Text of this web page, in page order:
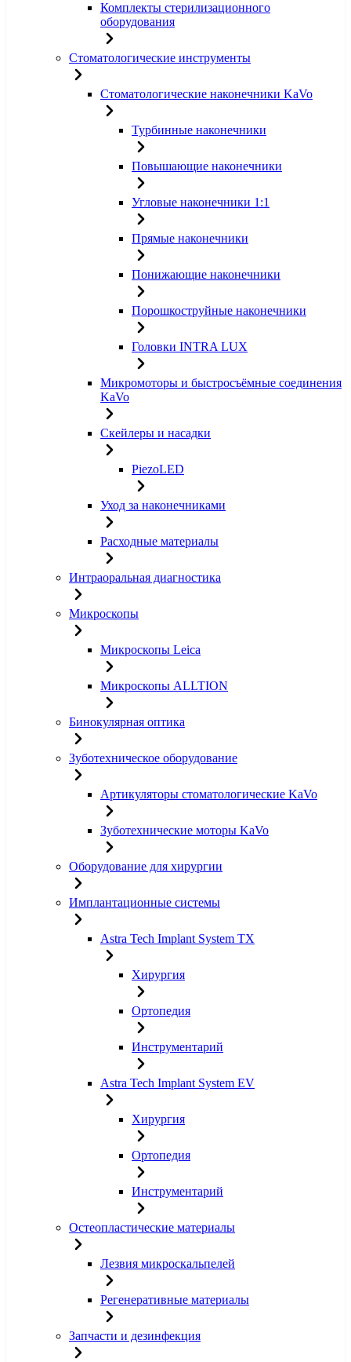
Комплекты стерилизационного
оборудования
Стоматологические инструменты
Стоматологические наконечники KaVo
Турбинные наконечники
Повышающие наконечники
Угловые наконечники 1:1
Прямые наконечники
Понижающие наконечники
Порошкоструйные наконечники
Головки INTRA LUX
Микромоторы и быстросъёмные соединения
KaVo
Скейлеры и насадки
PiezoLED
Уход за наконечниками
Расходные материалы
Интраоральная диагностика
Микроскопы
Микроскопы Leica
Микроскопы ALLTION
Бинокулярная оптика
Зуботехническое оборудование
Артикуляторы стоматологические KaVo
Зуботехнические моторы KaVo
Оборудование для хирургии
Имплантационные системы
Astra Tech Implant System TX
Хирургия
Ортопедия
Инструментарий
Astra Tech Implant System EV
Хирургия
Ортопедия
Инструментарий
Остеопластические материалы
Лезвия микроскальпелей
Регенеративные материалы
Запчасти и дезинфекция